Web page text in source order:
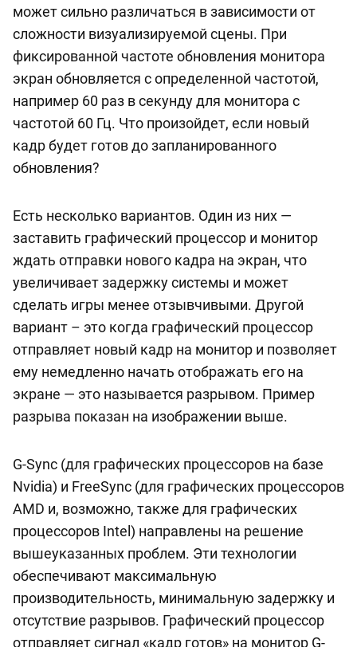
может сильно различаться в зависимости от
сложности визуализируемой сцены. При
фиксированной частоте обновления монитора
экран обновляется с определенной частотой,
например 60 раз в секунду для монитора с
частотой 60 Гц. Что произойдет, если новый
кадр будет готов до запланированного
обновления?
Есть несколько вариантов. Один из них —
заставить графический процессор и монитор
ждать отправки нового кадра на экран, что
увеличивает задержку системы и может
сделать игры менее отзывчивыми. Другой
вариант – это когда графический процессор
отправляет новый кадр на монитор и позволяет
ему немедленно начать отображать его на
экране — это называется разрывом. Пример
разрыва показан на изображении выше.
G-Sync (для графических процессоров на базе
Nvidia) и FreeSync (для графических процессоров
AMD и, возможно, также для графических
процессоров Intel) направлены на решение
вышеуказанных проблем. Эти технологии
обеспечивают максимальную
производительность, минимальную задержку и
отсутствие разрывов. Графический процессор
отправляет сигнал «кадр готов» на монитор G-